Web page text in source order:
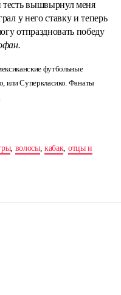
вышвырнул меня
у него ставку и теперь
отпраздновать победу
футбольные
или Суперкласико. Фанаты
, волосы,кабак, отцы и